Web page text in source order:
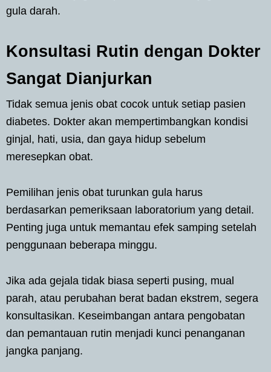
gula darah.
Konsultasi Rutin dengan Dokter
Sangat Dianjurkan
Tidak semua jenis obat cocok untuk setiap pasien
diabetes. Dokter akan mempertimbangkan kondisi
ginjal, hati, usia, dan gaya hidup sebelum
meresepkan obat.
Pemilihan jenis obat turunkan gula harus
berdasarkan pemeriksaan laboratorium yang detail.
Penting juga untuk memantau efek samping setelah
penggunaan beberapa minggu.
Jika ada gejala tidak biasa seperti pusing, mual
parah, atau perubahan berat badan ekstrem, segera
konsultasikan. Keseimbangan antara pengobatan
dan pemantauan rutin menjadi kunci penanganan
jangka panjang.